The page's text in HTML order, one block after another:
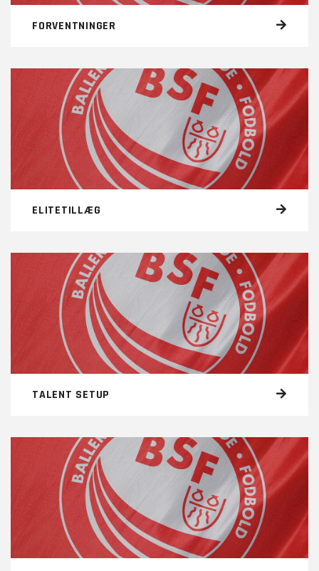
FORVENTNINGER
ELITETILLÆG
TALENT SETUP